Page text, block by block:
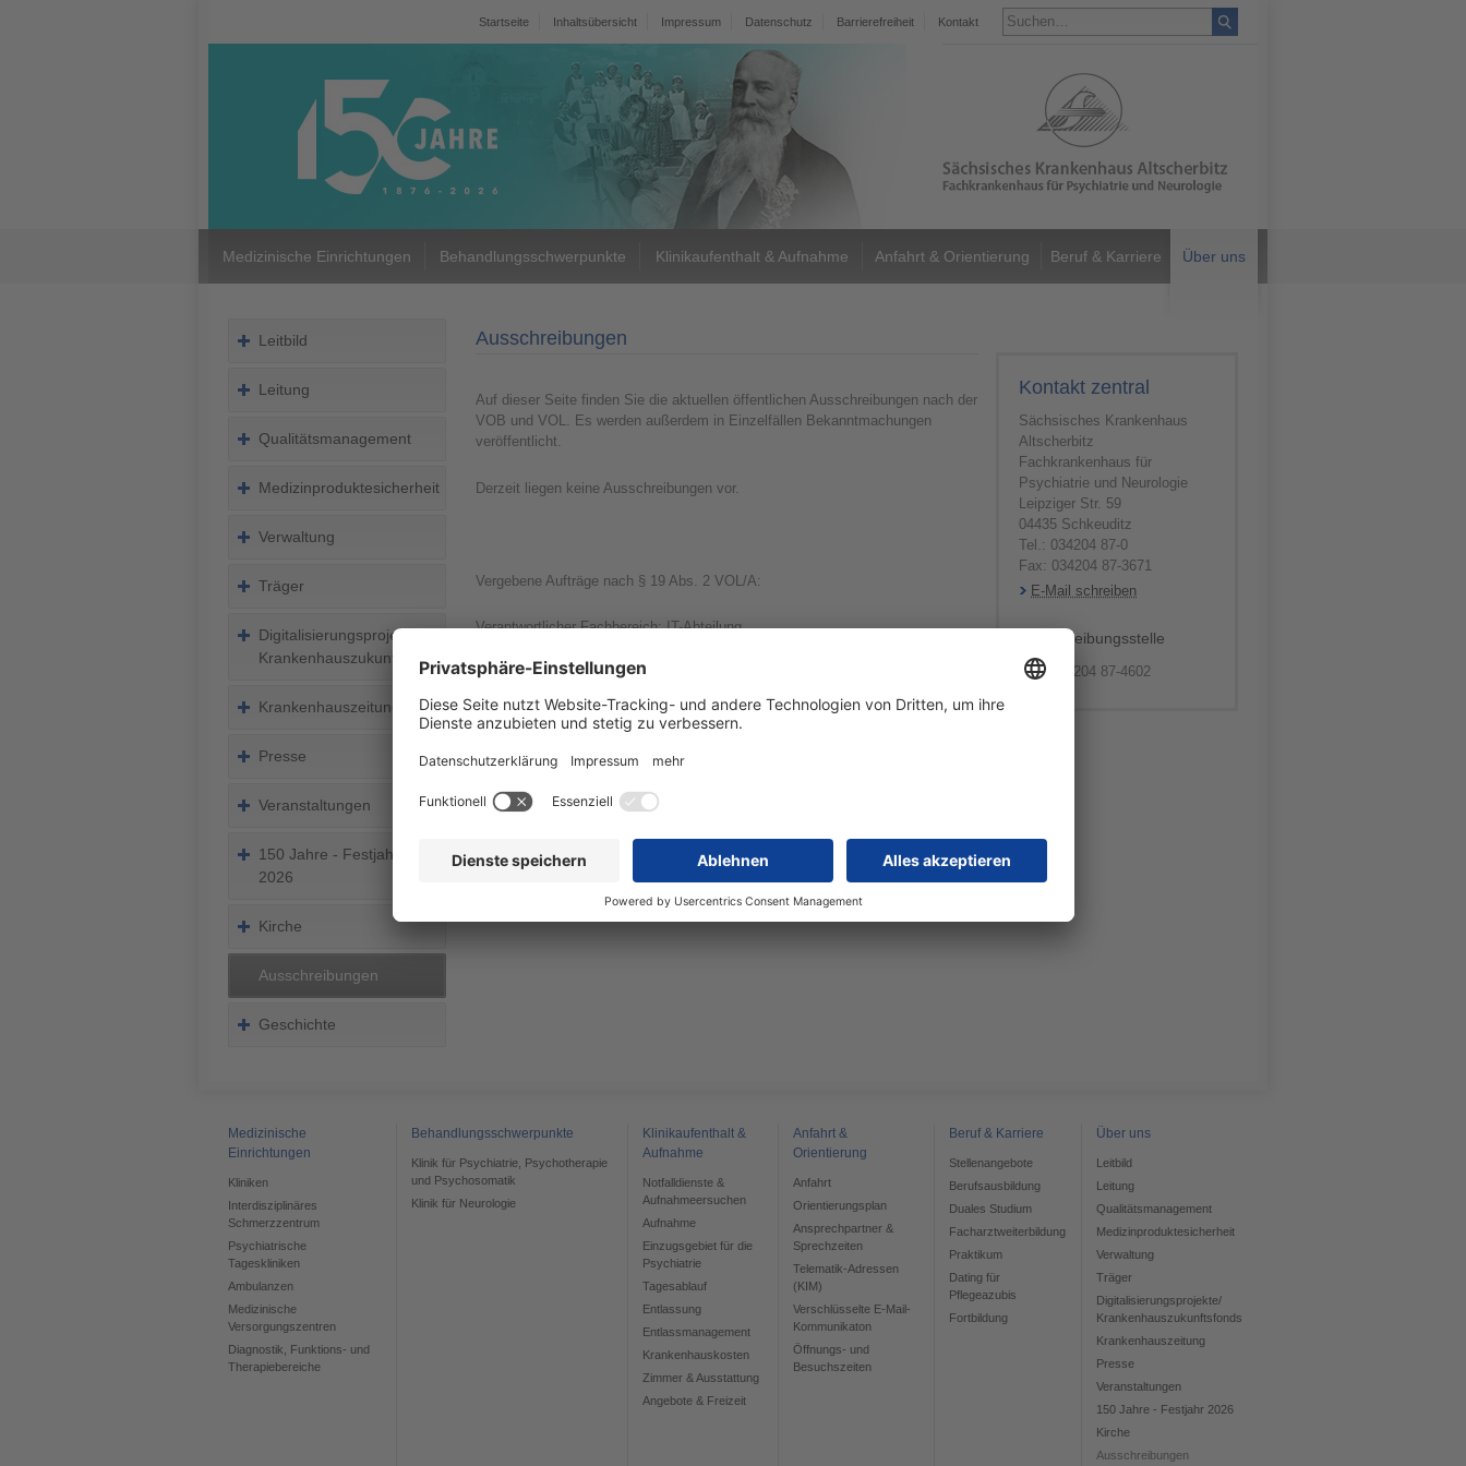
Startseite Inhaltsübersicht Impressum Datenschutz Barrierefreiheit Kontakt
Medizinische Einrichtungen Behandlungsschwerpunkte Klinikaufenthalt & Aufnahme Anfahrt & Orientierung Beruf & Karriere Über uns
Leitbild
Leitung
Qualitätsmanagement
Medizinproduktesicherheit
Verwaltung
Träger
Digitalisierungsprojekte/
Krankenhauszukunftsfonds
Krankenhauszeitung
Presse
Veranstaltungen
150 Jahre - Festjahr
2026
Kirche
Ausschreibungen
Geschichte
Ausschreibungen
Auf dieser Seite finden Sie die aktuellen öffentlichen Ausschreibungen nach der
VOB und VOL. Es werden außerdem in Einzelfällen Bekanntmachungen
veröffentlicht.
Derzeit liegen keine Ausschreibungen vor.
Vergebene Aufträge nach § 19 Abs. 2 VOL/A:
Verantwortlicher Fachbereich: IT-Abteilung
Beauftragtes Unternehmen: Kupper IT GmbH, Prager Str. 15, 04103 Leipzig,
Ausschreibung (Aktenzeichen: 230035) § 3 Abs. 5a VOL/A
Art und Umfang der vergebenen Leistung: Beschaffung von 65 Laptops
Leistungserbringung: 16.07.2026
Kontakt zentral
Sächsisches Krankenhaus
Altscherbitz
Fachkrankenhaus für
Psychiatrie und Neurologie
Leipziger Str. 59
04435 Schkeuditz
Tel.: 034204 87-0
Fax: 034204 87-3671
E-Mail schreiben
Ausschreibungsstelle
Tel.: 034204 87-4602
Medizinische
Einrichtungen
Kliniken
Interdisziplinäres
Schmerzzentrum
Psychiatrische
Tageskliniken
Ambulanzen
Medizinische
Versorgungszentren
Diagnostik, Funktions- und
Therapiebereiche
Behandlungsschwerpunkte
Klinik für Psychiatrie, Psychotherapie
und Psychosomatik
Klinik für Neurologie
Klinikaufenthalt &
Aufnahme
Notfalldienste &
Aufnahmeersuchen
Aufnahme
Einzugsgebiet für die
Psychiatrie
Tagesablauf
Entlassung
Entlassmanagement
Krankenhauskosten
Zimmer & Ausstattung
Angebote & Freizeit
Anfahrt &
Orientierung
Anfahrt
Orientierungsplan
Ansprechpartner &
Sprechzeiten
Telematik-Adressen
(KIM)
Verschlüsselte E-Mail-
Kommunikaton
Öffnungs- und
Besuchszeiten
Beruf & Karriere
Stellenangebote
Berufsausbildung
Duales Studium
Facharztweiterbildung
Praktikum
Dating für
Pflegeazubis
Fortbildung
Über uns
Leitbild
Leitung
Qualitätsmanagement
Medizinproduktesicherheit
Verwaltung
Träger
Digitalisierungsprojekte/
Krankenhauszukunftsfonds
Krankenhauszeitung
Presse
Veranstaltungen
150 Jahre - Festjahr 2026
Kirche
Ausschreibungen